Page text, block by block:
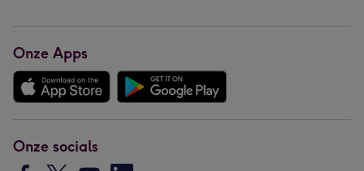
Onze Apps
Onze socials